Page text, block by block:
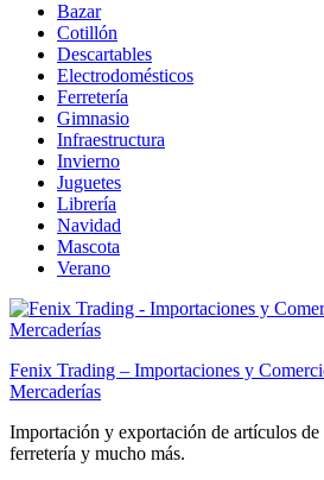
Bazar
Cotillón
Descartables
Electrodomésticos
Ferretería
Gimnasio
Infraestructura
Invierno
Juguetes
Librería
Navidad
Mascota
Verano
Fenix Trading – Importaciones y
Mercaderías
Importación y exportación de artículos de
ferretería y mucho más.